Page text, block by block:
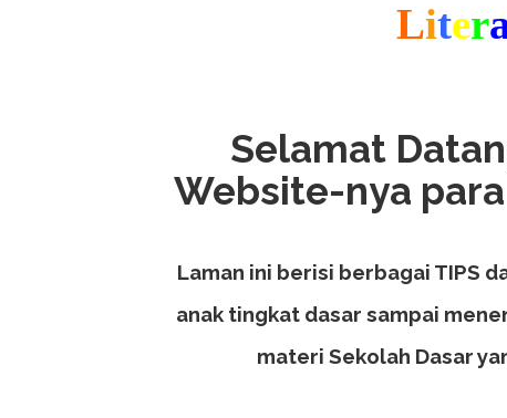
Liter
Selamat
Website-nya
Laman ini berisi berbagai TIPS
anak tingkat dasar sampai
materi Sekolah Dasar